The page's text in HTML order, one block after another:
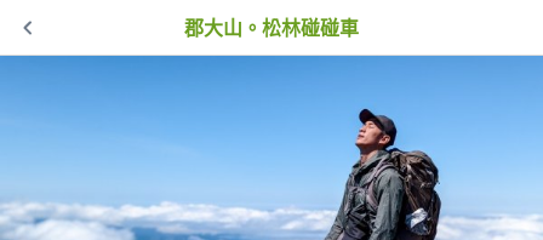
郡大山。松林碰碰車